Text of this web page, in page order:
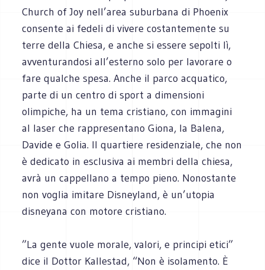
Church of Joy nell’area suburbana di Phoenix
consente ai fedeli di vivere costantemente su
terre della Chiesa, e anche si essere sepolti lì,
avventurandosi all’esterno solo per lavorare o
fare qualche spesa. Anche il parco acquatico,
parte di un centro di sport a dimensioni
olimpiche, ha un tema cristiano, con immagini
al laser che rappresentano Giona, la Balena,
Davide e Golia. Il quartiere residenziale, che non
è dedicato in esclusiva ai membri della chiesa,
avrà un cappellano a tempo pieno. Nonostante
non voglia imitare Disneyland, è un’utopia
disneyana con motore cristiano.
”La gente vuole morale, valori, e principi etici”
dice il Dottor Kallestad, “Non è isolamento. È